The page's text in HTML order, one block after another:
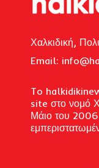
Χαλκιδική,
Email: i
To
site στο νομό
Μάιο του 2006,